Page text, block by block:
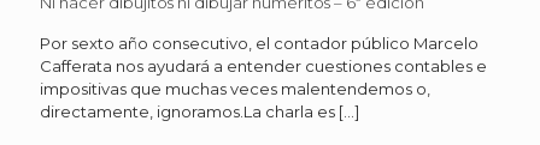
Por sexto año consecutivo, el contador público Marcelo
Cafferata nos ayudará a entender cuestiones contables e
impositivas que muchas veces malentendemos o,
directamente, ignoramos.La charla es […]